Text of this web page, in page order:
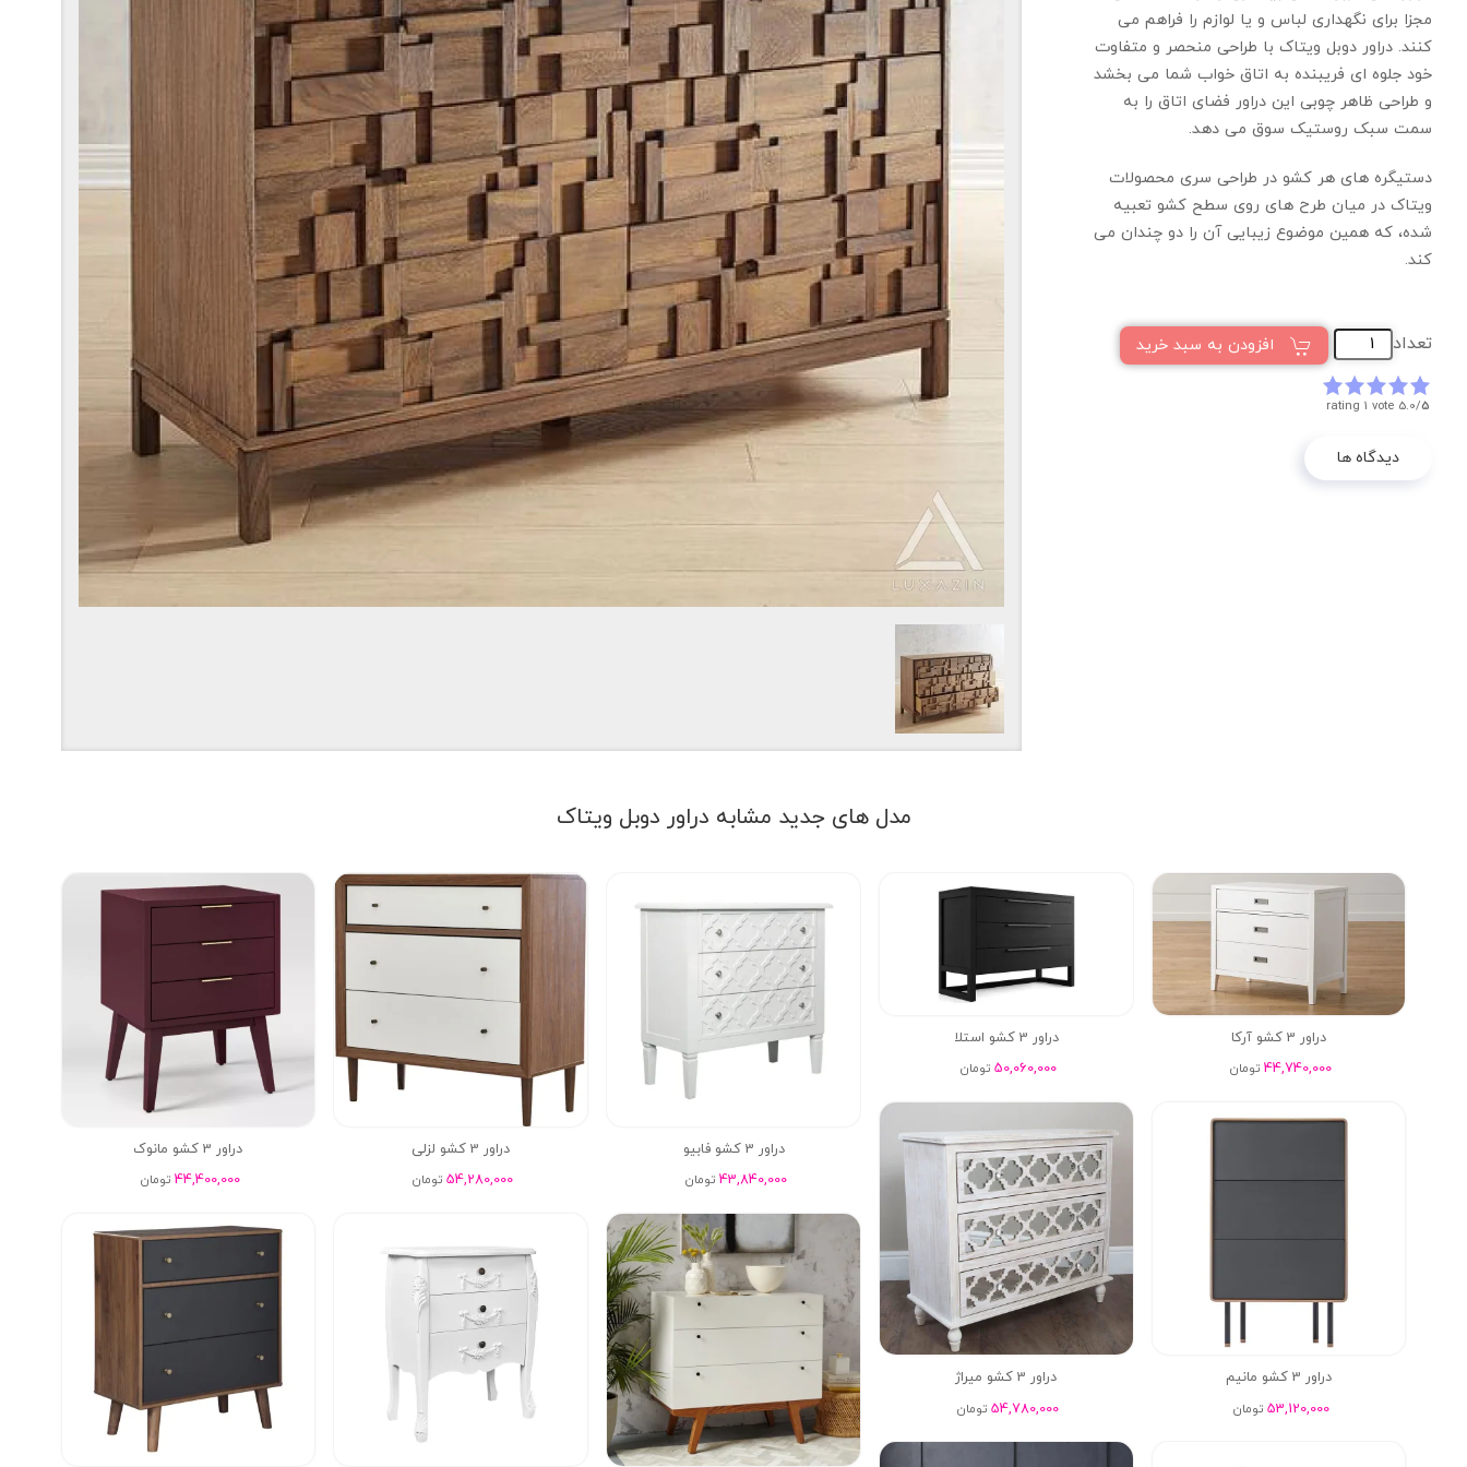
مجزا برای نگهداری لباس و یا لوازم را فراهم می
کنند. دراور دوبل ویتاک با طراحی منحصر و متفاوت
خود جلوه ای فریبنده به اتاق خواب شما می بخشد
و طراحی ظاهر چوبی این دراور فضای اتاق را به
سمت سبک روستیک سوق می دهد.
دستیگره های هر کشو در طراحی سری محصولات
ویتاک در میان طرح های روی سطح کشو تعبیه
شده، که همین موضوع زیبایی آن را دو چندان می
کند.
تعداد افزودن به سبد خرید
5.0/5
rating 1 vote
دیدگاه ها
مدل های جدید مشابه دراور دوبل ویتاک
دراور 3 کشو آرکا
44,740,000 تومان
دراور 3 کشو استلا
50,060,000 تومان
دراور 3 کشو فابیو
43,840,000 تومان
دراور 3 کشو لزلی
54,280,000 تومان
دراور 3 کشو مانوک
44,400,000 تومان
دراور 3 کشو مانیم
53,120,000 تومان
دراور 3 کشو میراژ
54,780,000 تومان